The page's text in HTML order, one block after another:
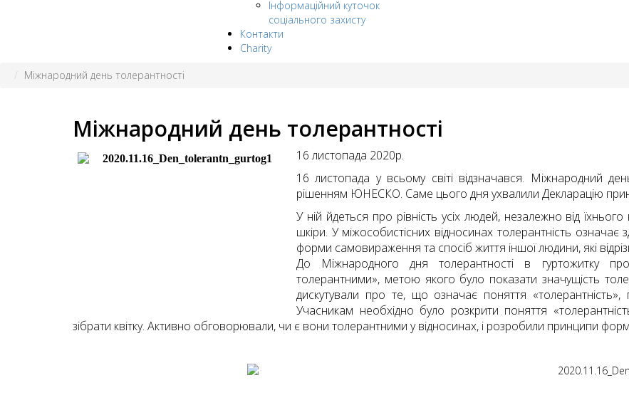
Інформаційний куточок
соціального захисту
Контакти
Charity
Міжнародний день толерантності
Міжнародний день толерантності
16 листопада 2020р.
16 листопада у всьому світі відзначався. Міжнародний
рішенням ЮНЕСКО. Саме цього дня ухвалили Декларацію
У ній йдеться про рівність усіх людей, незалежно від
шкіри. У міжособистісних відносинах толерантність означає
форми самовираження та спосіб життя іншої людини, які
До Міжнародного дня толерантності в гуртожитку
толерантними», метою якого було показати значущість
дискутували про те, що означає поняття «толерантність»,
Учасникам необхідно було розкрити поняття
зібрати квітку. Активно обговорювали, чи є вони толерантними у відносинах, і розробили принципи